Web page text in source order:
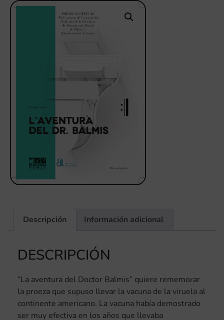
Descripción Información adicional
DESCRIPCIÓN
“La aventura del Doctor Balmis” quiere rememorar
la proeza que supuso llevar la vacuna de la viruela al
continente americano. La vacuna había demostrado
ser muy efectiva en los años que llevaba